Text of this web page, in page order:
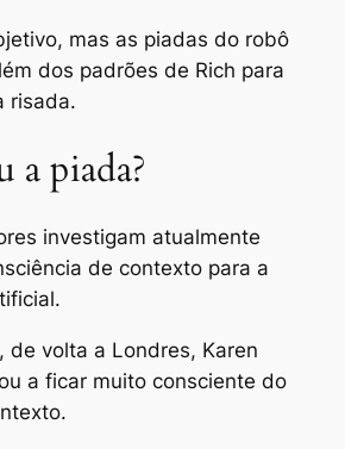
mas as piadas do robô
dos padrões de Rich para
risada.
a piada?
investigam atualmente
de contexto para a
de volta a Londres, Karen
a ficar muito consciente do